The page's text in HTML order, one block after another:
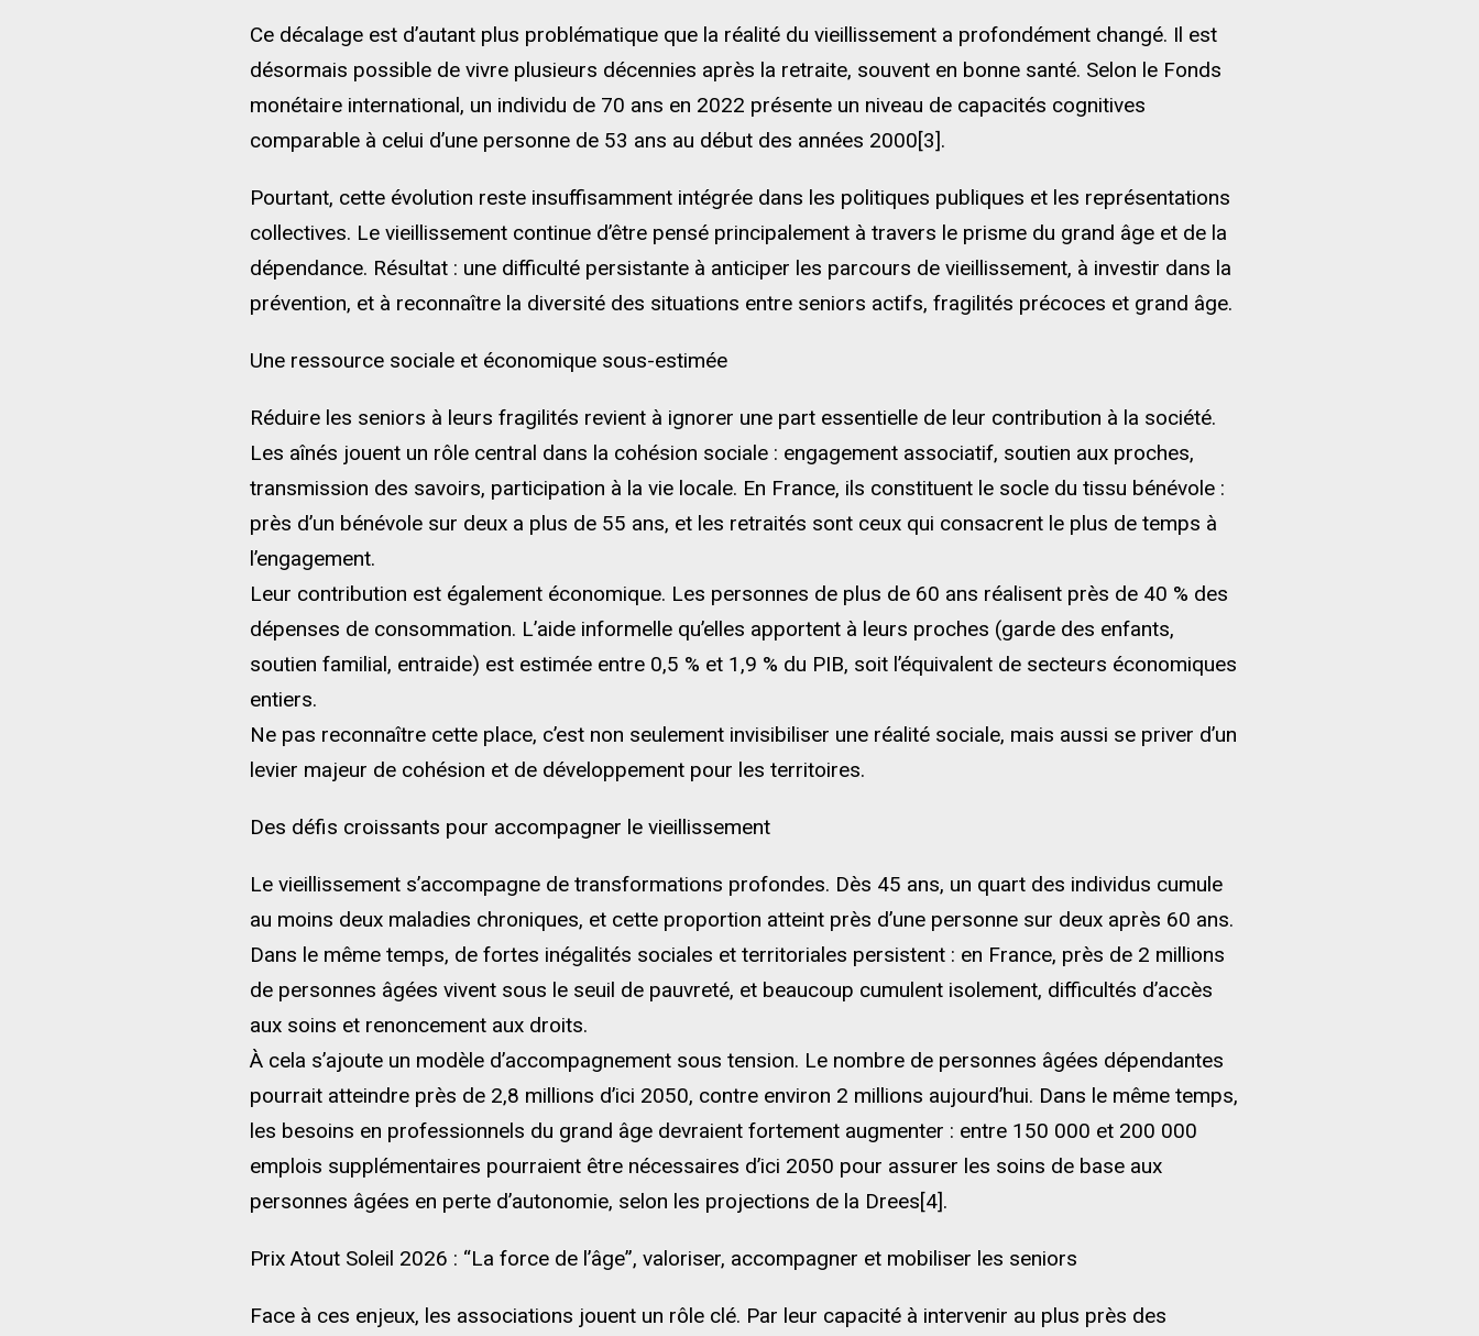
Ce décalage est d’autant plus problématique que la réalité du vieillissement a profondément changé. Il est
désormais possible de vivre plusieurs décennies après la retraite, souvent en bonne santé. Selon le Fonds
monétaire international, un individu de 70 ans en 2022 présente un niveau de capacités cognitives
comparable à celui d’une personne de 53 ans au début des années 2000[3].
Pourtant, cette évolution reste insuffisamment intégrée dans les politiques publiques et les représentations
collectives. Le vieillissement continue d’être pensé principalement à travers le prisme du grand âge et de la
dépendance. Résultat : une difficulté persistante à anticiper les parcours de vieillissement, à investir dans la
prévention, et à reconnaître la diversité des situations entre seniors actifs, fragilités précoces et grand âge.
Une ressource sociale et économique sous-estimée
Réduire les seniors à leurs fragilités revient à ignorer une part essentielle de leur contribution à la société.
Les aînés jouent un rôle central dans la cohésion sociale : engagement associatif, soutien aux proches,
transmission des savoirs, participation à la vie locale. En France, ils constituent le socle du tissu bénévole :
près d’un bénévole sur deux a plus de 55 ans, et les retraités sont ceux qui consacrent le plus de temps à
l’engagement.
Leur contribution est également économique. Les personnes de plus de 60 ans réalisent près de 40 % des
dépenses de consommation. L’aide informelle qu’elles apportent à leurs proches (garde des enfants,
soutien familial, entraide) est estimée entre 0,5 % et 1,9 % du PIB, soit l’équivalent de secteurs économiques
entiers.
Ne pas reconnaître cette place, c’est non seulement invisibiliser une réalité sociale, mais aussi se priver d’un
levier majeur de cohésion et de développement pour les territoires.
Des défis croissants pour accompagner le vieillissement
Le vieillissement s’accompagne de transformations profondes. Dès 45 ans, un quart des individus cumule
au moins deux maladies chroniques, et cette proportion atteint près d’une personne sur deux après 60 ans.
Dans le même temps, de fortes inégalités sociales et territoriales persistent : en France, près de 2 millions
de personnes âgées vivent sous le seuil de pauvreté, et beaucoup cumulent isolement, difficultés d’accès
aux soins et renoncement aux droits.
À cela s’ajoute un modèle d’accompagnement sous tension. Le nombre de personnes âgées dépendantes
pourrait atteindre près de 2,8 millions d’ici 2050, contre environ 2 millions aujourd’hui. Dans le même temps,
les besoins en professionnels du grand âge devraient fortement augmenter : entre 150 000 et 200 000
emplois supplémentaires pourraient être nécessaires d’ici 2050 pour assurer les soins de base aux
personnes âgées en perte d’autonomie, selon les projections de la Drees[4].
Prix Atout Soleil 2026 : “La force de l’âge”, valoriser, accompagner et mobiliser les seniors
Face à ces enjeux, les associations jouent un rôle clé. Par leur capacité à intervenir au plus près des